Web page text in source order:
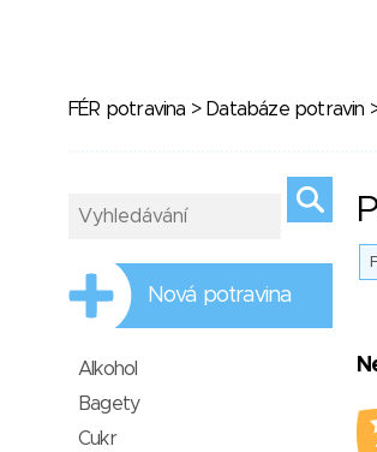
FÉR potravina > Databáze potravin
Nová potravina
Alkohol
Bagety
Cukr